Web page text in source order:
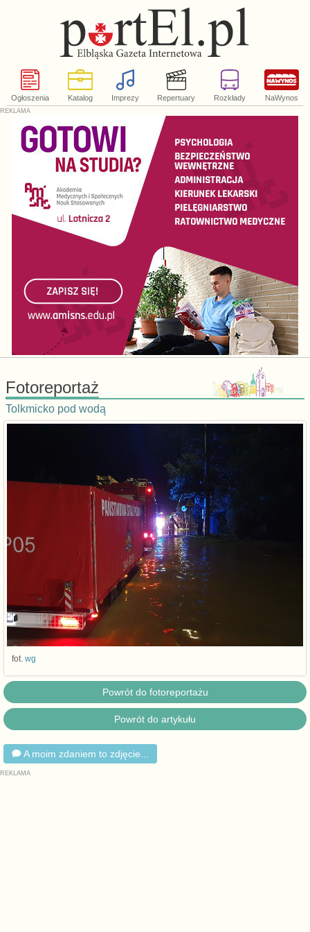
Ogłoszenia Katalog Imprezy Repertuary Rozkłady NaWynos
Fotoreportaż
Tolkmicko pod wodą
fot. wg
Powrót do fotoreportażu
Powrót do artykułu
A moim zdaniem to zdjęcie...